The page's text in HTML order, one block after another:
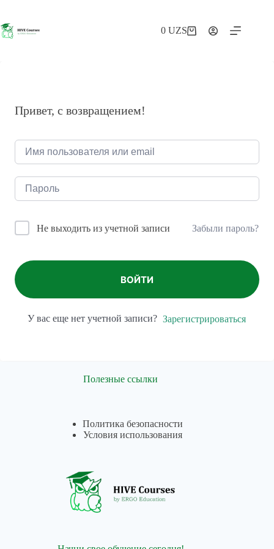
сути
Корзина
0UZS
Привет, с возвращением!
Не выходить из учетной записи Забыли пароль?
ВОЙТИ
У вас еще нет учетной записи? Зарегистрироваться
Полезные ссылки
Политика безопасности
Условия использования